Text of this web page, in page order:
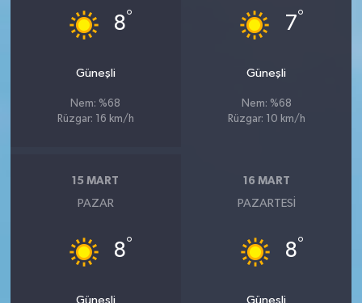
8°
Güneşli
Nem: %68
Rüzgar: 16 km/h
7°
Güneşli
Nem: %68
Rüzgar: 10 km/h
15 MART
PAZAR
8°
Güneşli
16 MART
PAZARTESI
8°
Güneşli